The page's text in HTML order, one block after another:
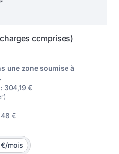
comprises)
une zone soumise à
304,19 €
€
€/mois